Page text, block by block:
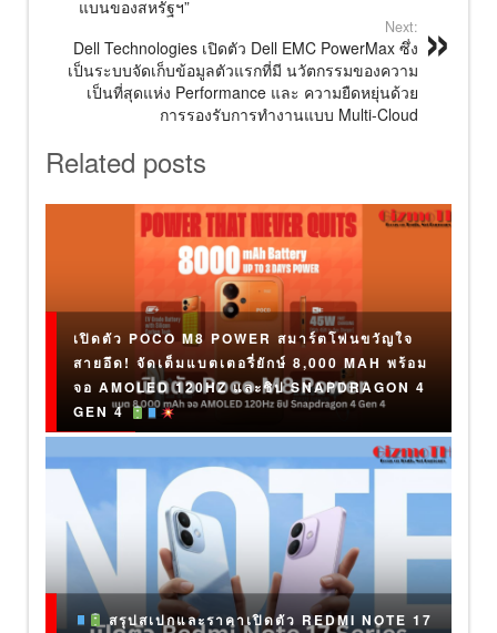
แบนของสหรัฐฯ”
Next:
Dell Technologies เปิดตัว Dell EMC PowerMax ซึ่ง
เป็นระบบจัดเก็บข้อมูลตัวแรกที่มี นวัตกรรมของความ
เป็นที่สุดแห่ง Performance และ ความยืดหยุ่นด้วย
การรองรับการทำงานแบบ Multi-Cloud
Related posts
เปิดตัว POCO M8 POWER สมาร์ตโฟนขวัญใจ
สายอึด! จัดเต็มแบตเตอรี่ยักษ์ 8,000 MAH พร้อม
จอ AMOLED 120HZ และชิป SNAPDRAGON 4
GEN 4
สรุปสเปกและราคาเปิดตัว REDMI NOTE 17